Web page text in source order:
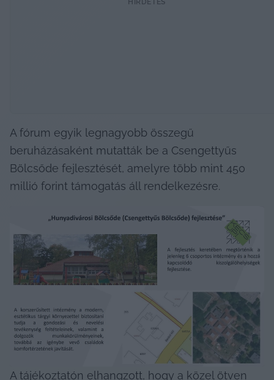
HIRDETÉS
A fórum egyik legnagyobb összegű
beruházásaként mutatták be a Csengettyűs
Bölcsőde fejlesztését, amelyre több mint 450
millió forint támogatás áll rendelkezésre.
A tájékoztatón elhangzott, hogy a közel ötven